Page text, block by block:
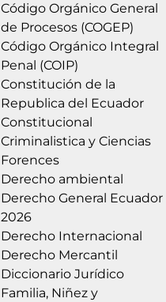
Código Orgánico General
de Procesos (COGEP)
Código Orgánico Integral
Penal (COIP)
Constitución de la
Republica del Ecuador
Constitucional
Criminalistica y Ciencias
Forences
Derecho ambiental
Derecho General Ecuador
2026
Derecho Internacional
Derecho Mercantil
Diccionario Jurídico
Familia, Niñez y